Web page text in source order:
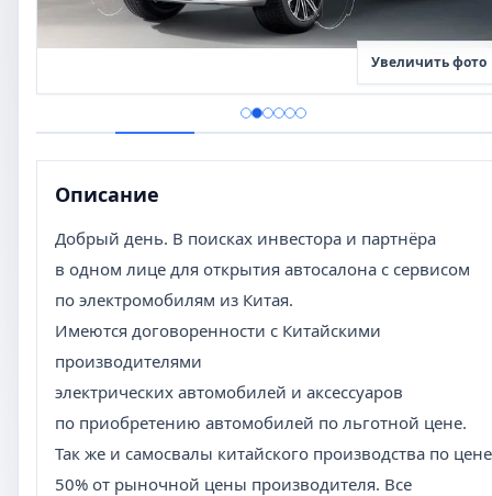
Увеличить фото
Описание
Добрый день. В поисках инвестора и партнёра
в одном лице для открытия автосалона с сервисом
по электромобилям из Китая.
Имеются договоренности с Китайскими
производителями
электрических автомобилей и аксессуаров
по приобретению автомобилей по льготной цене.
Так же и самосвалы китайского производства по цене
50% от рыночной цены производителя. Все